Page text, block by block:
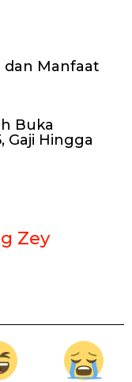
dan Manfaat
Buka
Gaji Hingga
Zey